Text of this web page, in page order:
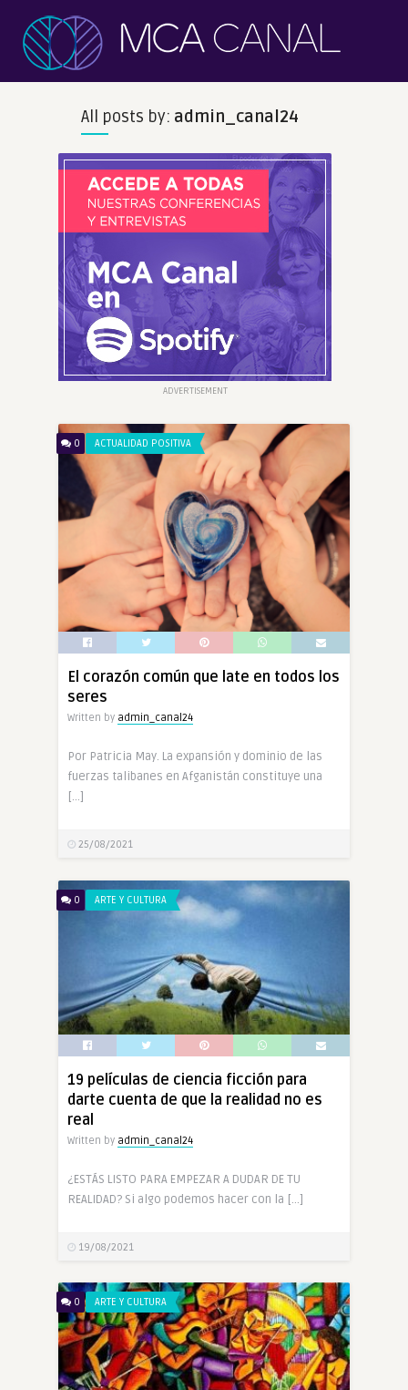
All posts by: admin_canal24
ADVERTISEMENT
0 ACTUALIDAD POSITIVA
El corazón común que late en todos los
seres
Written by admin_canal24
Por Patricia May. La expansión y dominio de las
fuerzas talibanes en Afganistán constituye una
[…]
25/08/2021
0 ARTE Y CULTURA
19 películas de ciencia ficción para
darte cuenta de que la realidad no es
real
Written by admin_canal24
¿ESTÁS LISTO PARA EMPEZAR A DUDAR DE TU
REALIDAD? Si algo podemos hacer con la […]
19/08/2021
0 ARTE Y CULTURA